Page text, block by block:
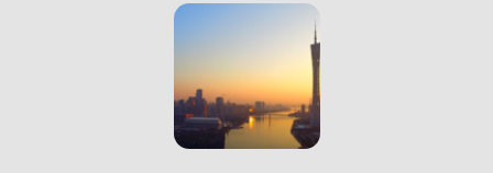
的调查。4、虫害种类鉴别及密度监测。第二步：为客